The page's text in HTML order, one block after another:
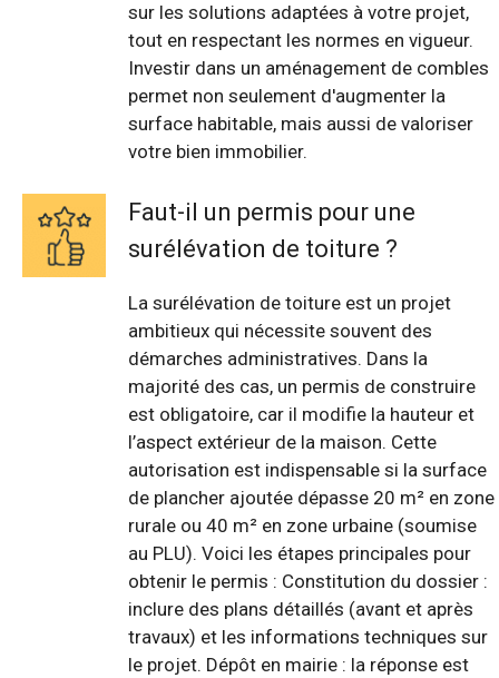
sur les solutions adaptées à votre projet,
tout en respectant les normes en vigueur.
Investir dans un aménagement de combles
permet non seulement d'augmenter la
surface habitable, mais aussi de valoriser
votre bien immobilier.
Faut-il un permis pour une
surélévation de toiture ?
La surélévation de toiture est un projet
ambitieux qui nécessite souvent des
démarches administratives. Dans la
majorité des cas, un permis de construire
est obligatoire, car il modifie la hauteur et
l’aspect extérieur de la maison. Cette
autorisation est indispensable si la surface
de plancher ajoutée dépasse 20 m² en zone
rurale ou 40 m² en zone urbaine (soumise
au PLU). Voici les étapes principales pour
obtenir le permis : Constitution du dossier :
inclure des plans détaillés (avant et après
travaux) et les informations techniques sur
le projet. Dépôt en mairie : la réponse est